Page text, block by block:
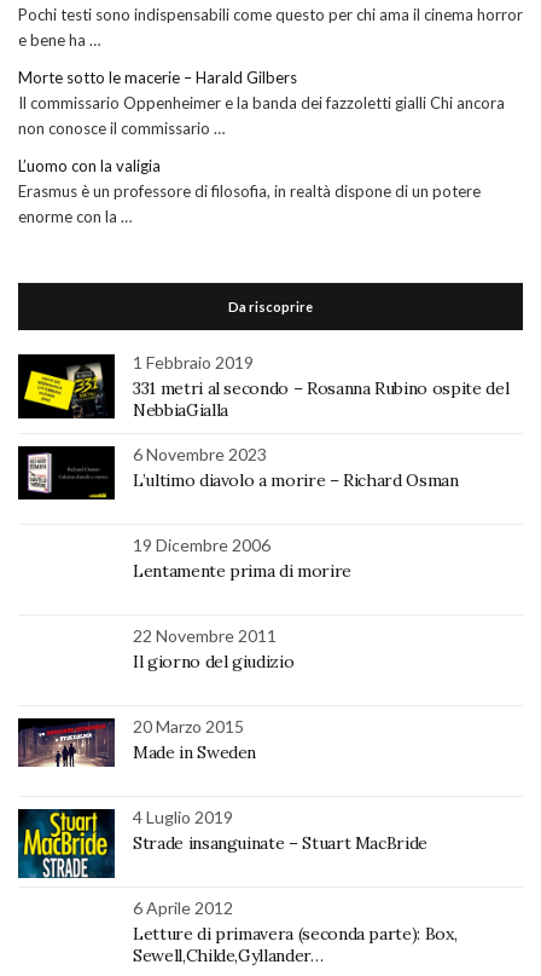
Pochi testi sono indispensabili come questo per chi ama il cinema horror
e bene ha …
Morte sotto le macerie – Harald Gilbers
Il commissario Oppenheimer e la banda dei fazzoletti gialli Chi ancora
non conosce il commissario …
L’uomo con la valigia
Erasmus è un professore di filosofia, in realtà dispone di un potere
enorme con la …
Da riscoprire
1 Febbraio 2019
331 metri al secondo – Rosanna Rubino ospite del
NebbiaGialla
6 Novembre 2023
L’ultimo diavolo a morire – Richard Osman
19 Dicembre 2006
Lentamente prima di morire
22 Novembre 2011
Il giorno del giudizio
20 Marzo 2015
Made in Sweden
4 Luglio 2019
Strade insanguinate – Stuart MacBride
6 Aprile 2012
Letture di primavera (seconda parte): Box,
Sewell,Childe,Gyllander…